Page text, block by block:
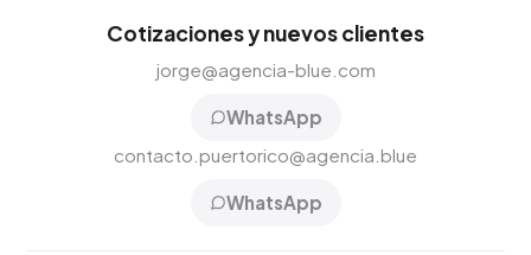
Cotizaciones y nuevos clientes
jorge@agencia-blue.com
WhatsApp
contacto.puertorico@agencia.blue
WhatsApp